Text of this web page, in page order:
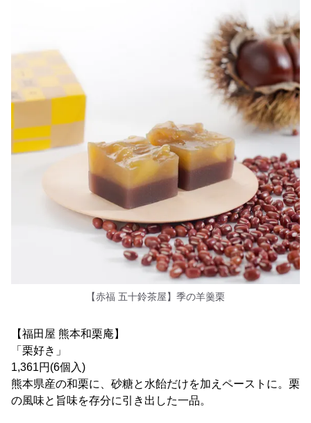
【赤福 五十鈴茶屋】季の羊羹栗
【福田屋 熊本和栗庵】
「栗好き」
1,361円(6個入)
熊本県産の和栗に、砂糖と水飴だけを加えペーストに。栗
の風味と旨味を存分に引き出した一品。